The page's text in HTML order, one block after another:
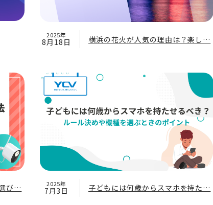
2025年
8月18日 横浜の花火が人気の理由は？楽し…
び… 2025年
7月3日 子どもには何歳からスマホを持た…